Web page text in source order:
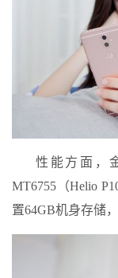
性能方面，
MT6755（Helio
置64GB机身存储